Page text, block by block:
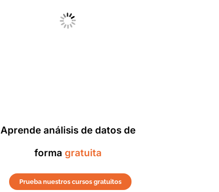
Aprende análisis de datos de
forma gratuita
Prueba nuestros cursos gratuitos